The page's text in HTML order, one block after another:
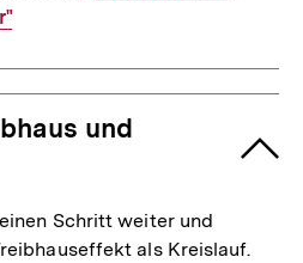
und
Schritt weiter und
als Kreislauf.